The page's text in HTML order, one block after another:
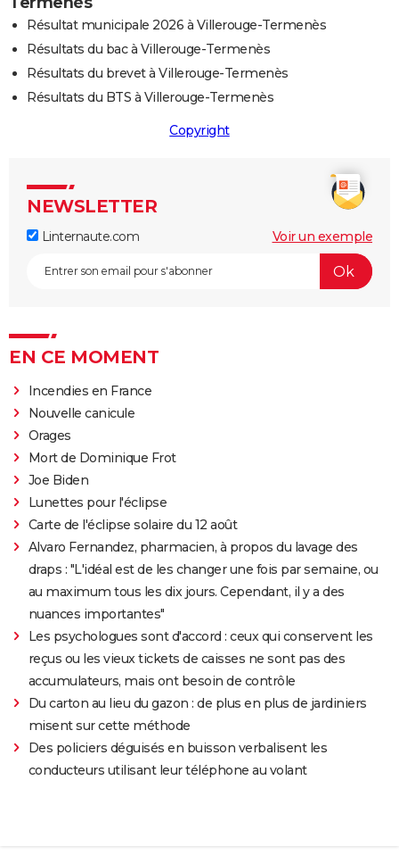
Résultat municipale 2026 à Villerouge-Termenès
Résultats du bac à Villerouge-Termenès
Résultats du brevet à Villerouge-Termenès
Résultats du BTS à Villerouge-Termenès
Copyright
NEWSLETTER
Linternaute.com Voir un exemple
EN CE MOMENT
Incendies en France
Nouvelle canicule
Orages
Mort de Dominique Frot
Joe Biden
Lunettes pour l'éclipse
Carte de l'éclipse solaire du 12 août
Alvaro Fernandez, pharmacien, à propos du lavage des
draps : "L'idéal est de les changer une fois par semaine, ou
au maximum tous les dix jours. Cependant, il y a des
nuances importantes"
Les psychologues sont d'accord : ceux qui conservent les
reçus ou les vieux tickets de caisses ne sont pas des
accumulateurs, mais ont besoin de contrôle
Du carton au lieu du gazon : de plus en plus de jardiniers
misent sur cette méthode
Des policiers déguisés en buisson verbalisent les
conducteurs utilisant leur téléphone au volant